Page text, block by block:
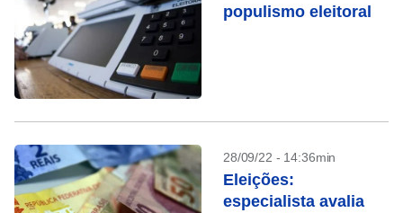
populismo eleitoral
28/09/22 - 14:36min
Eleições:
especialista avalia